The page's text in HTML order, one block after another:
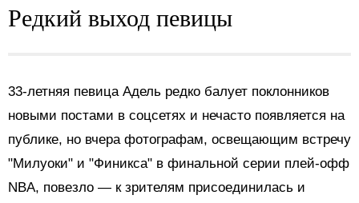
Редкий выход певицы
33-летняя певица Адель редко балует поклонников
новыми постами в соцсетях и нечасто появляется на
публике, но вчера фотографам, освещающим встречу
"Милуоки" и "Финикса" в финальной серии плей-офф
NBA, повезло — к зрителям присоединилась и